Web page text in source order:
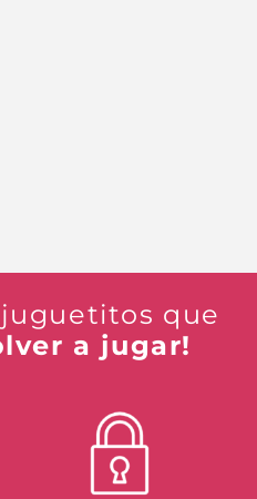
que
a jugar!